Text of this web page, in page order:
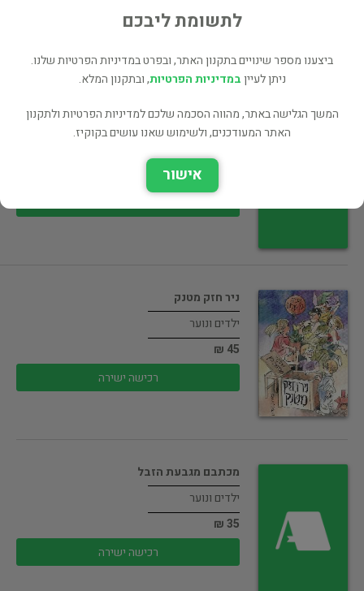
רכישה ישירה
אל גרהם בל ממציא הטלפון
ניר חזק מטנק
ילדים ונוער
45 ₪
רכישה ישירה
מכתבם מגבעת הזבל
ילדים ונוער
35 ₪
רכישה ישירה
לתשומת ליבכם
ביצענו מספר שינויים בתקנון האתר, ובפרט במדיניות הפרטיות שלנו.
ניתן לעייןבמדיניות הפרטיות, ובתקנון המלא.
המשך הגלישה באתר, מהווה הסכמה שלכם למדיניות הפרטיות ולתקנון
האתר המעודכנים, ולשימוש שאנו עושים בקוקיז.
אישור